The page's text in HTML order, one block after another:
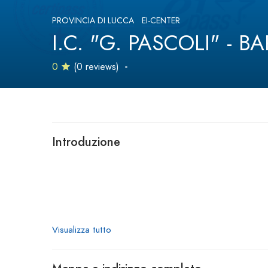
PROVINCIA DI LUCCA EI-CENTER
I.C. "G. PASCOLI" -
0 (0 reviews)
Introduzione
Visualizza tutto